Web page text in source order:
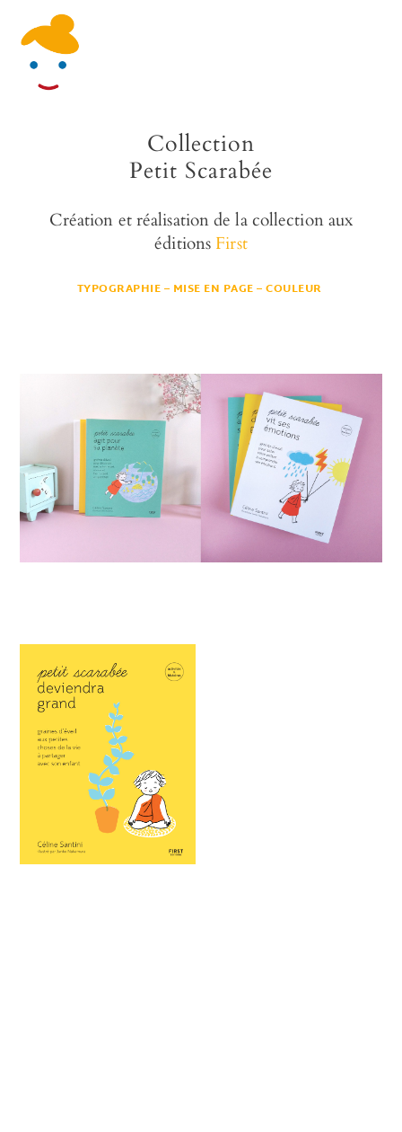
content
Collection
Petit Scarabée
Création et réalisation de la collection aux
éditions First
TYPOGRAPHIE – MISE EN PAGE – COULEUR